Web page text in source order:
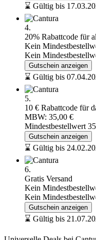
⌛ Gültig bis
4.
20% Rabattcode für
Kein
Kein
Gutschein anzeigen
⌛ Gültig bis
5.
10 € Rabattcode für
MBW: 35,00 €
Mindestbestellwert
Gutschein anzeigen
⌛ Gültig bis
6.
Gratis Versand
Kein
Kein
Gutschein anzeigen
⌛ Gültig bis